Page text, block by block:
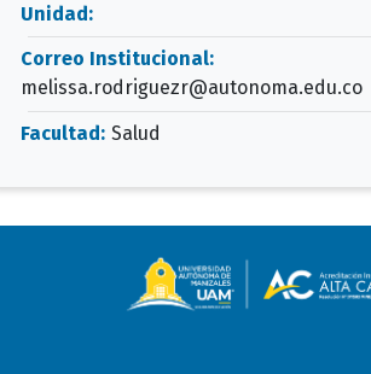
Unidad:
Correo Institucional:
melissa.rodriguezr@autonoma.edu.co
Facultad: Salud